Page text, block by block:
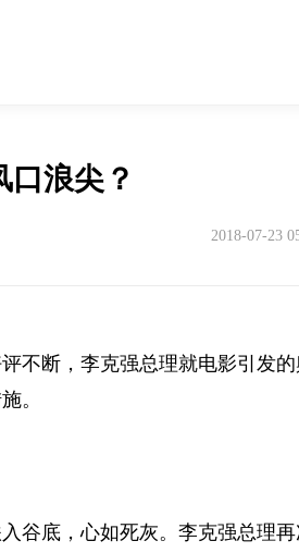
口浪尖？
2018-07-23
不断，李克强总理就电影引发
。
谷底，心如死灰。李克强总理再